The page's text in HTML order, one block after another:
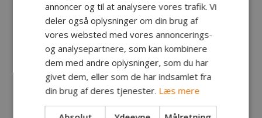
annoncer og til at analysere vores trafik. Vi
deler også oplysninger om din brug af
vores websted med vores annoncerings-
og analysepartnere, som kan kombinere
dem med andre oplysninger, som du har
givet dem, eller som de har indsamlet fra
din brug af deres tjenester. Læs mere